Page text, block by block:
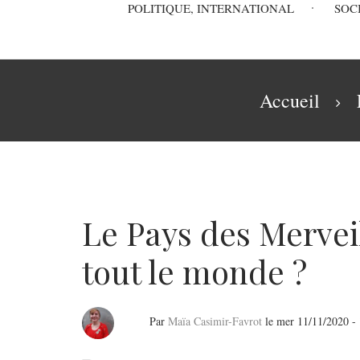
MainPOLITIQUE, INTERNATIONAL
Accueil
Le Pays des
tout le monde ?
Le
Par Maïa Casimir-Favrot le mer 11/11/2020 -